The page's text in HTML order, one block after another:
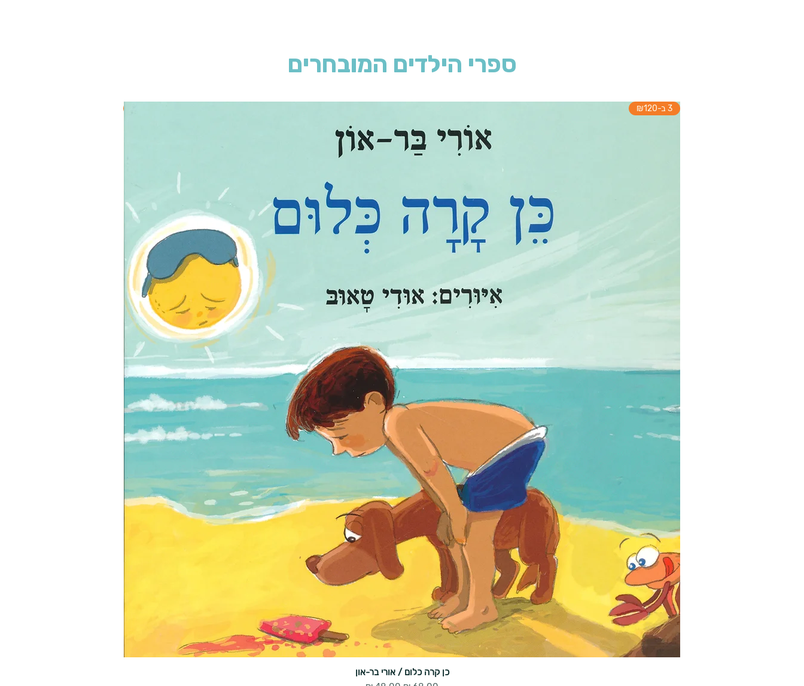
ספרי הילדים המובחרים
3 ב-₪120
כן קרה כלום / אורי בר-און